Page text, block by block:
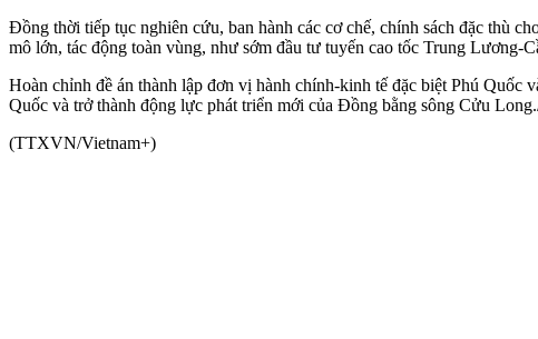
Đồng thời tiếp tục nghiên cứu, ban hành các cơ chế, chính sách đặc thù
mô lớn, tác động toàn vùng, như sớm đầu tư tuyến cao tốc Trung Lương-
Hoàn chỉnh đề án thành lập đơn vị hành chính-kinh tế đặc biệt Phú
Quốc và trở thành động lực phát triển mới của Đồng bằng sông Cửu
(TTXVN/Vietnam+)